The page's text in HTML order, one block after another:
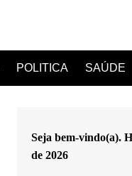
POLITICA SAÚDE
Seja bem-vindo(a).
de 2026